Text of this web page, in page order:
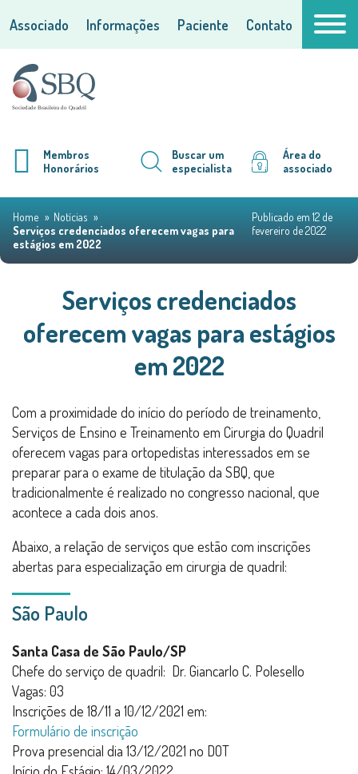
Associado Informações Paciente Contato
Membros
Honorários
Buscar um
especialista
Área do
associado
Home
Notícias
Serviços credenciados oferecem vagas para
estágios em 2022
Publicado em 12 de
fevereiro de 2022
Serviços credenciados
oferecem vagas para estágios
em 2022
Com a proximidade do início do período de treinamento,
Serviços de Ensino e Treinamento em Cirurgia do Quadril
oferecem vagas para ortopedistas interessados em se
preparar para o exame de titulação da SBQ, que
tradicionalmente é realizado no congresso nacional, que
acontece a cada dois anos.
Abaixo, a relação de serviços que estão com inscrições
abertas para especialização em cirurgia de quadril:
São Paulo
Santa Casa de São Paulo/SP
Chefe do serviço de quadril: Dr. Giancarlo C. Polesello
Vagas: 03
Inscrições de 18/11 a 10/12/2021 em:
Formulário de inscrição
Prova presencial dia 13/12/2021 no DOT